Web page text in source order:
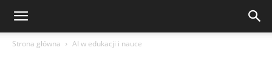
Strona główna AI w edukacji i nauce